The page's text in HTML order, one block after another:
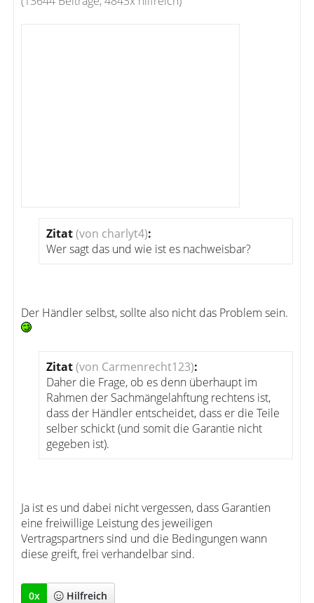
Zitat(von charlyt4):
Wer sagt das und wie ist es nachweisbar?
Der Händler selbst, sollte also nicht das Problem sein.
Zitat(von Carmenrecht123):
Daher die Frage, ob es denn überhaupt im
Rahmen der Sachmängelahftung rechtens ist,
dass der Händler entscheidet, dass er die Teile
selber schickt (und somit die Garantie nicht
gegeben ist).
Ja ist es und dabei nicht vergessen, dass Garantien
eine freiwillige Leistung des jeweiligen
Vertragspartners sind und die Bedingungen wann
diese greift, frei verhandelbar sind.
0x Hilfreich